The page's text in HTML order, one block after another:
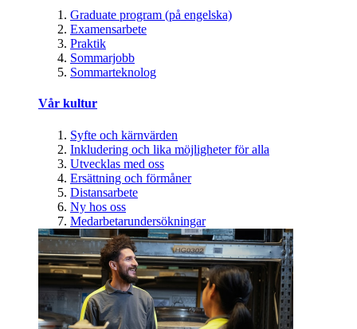
Graduate program (på engelska)
Examensarbete
Praktik
Sommarjobb
Sommarteknolog
Vår kultur
Syfte och kärnvärden
Inkludering och lika möjligheter för alla
Utvecklas med oss
Ersättning och förmåner
Distansarbete
Ny hos oss
Medarbetarundersökningar